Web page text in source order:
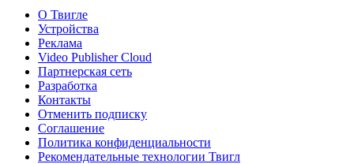
О Твигле
Устройства
Реклама
Video Publisher Cloud
Партнерская сеть
Разработка
Контакты
Отменить подписку
Соглашение
Политика конфиденциальности
Рекомендательные технологии Твигл